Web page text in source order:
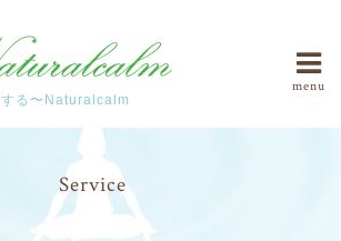
する〜Naturalcalm
menu
Service